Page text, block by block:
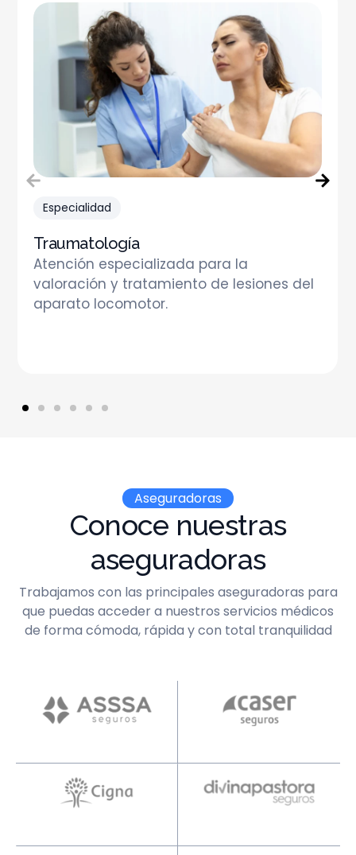
Especialidad
Traumatología
Atención especializada para la
valoración y tratamiento de lesiones del
aparato locomotor.
Aseguradoras
Conoce nuestras
aseguradoras
Trabajamos con las principales aseguradoras para
que puedas acceder a nuestros servicios médicos
de forma cómoda, rápida y con total tranquilidad